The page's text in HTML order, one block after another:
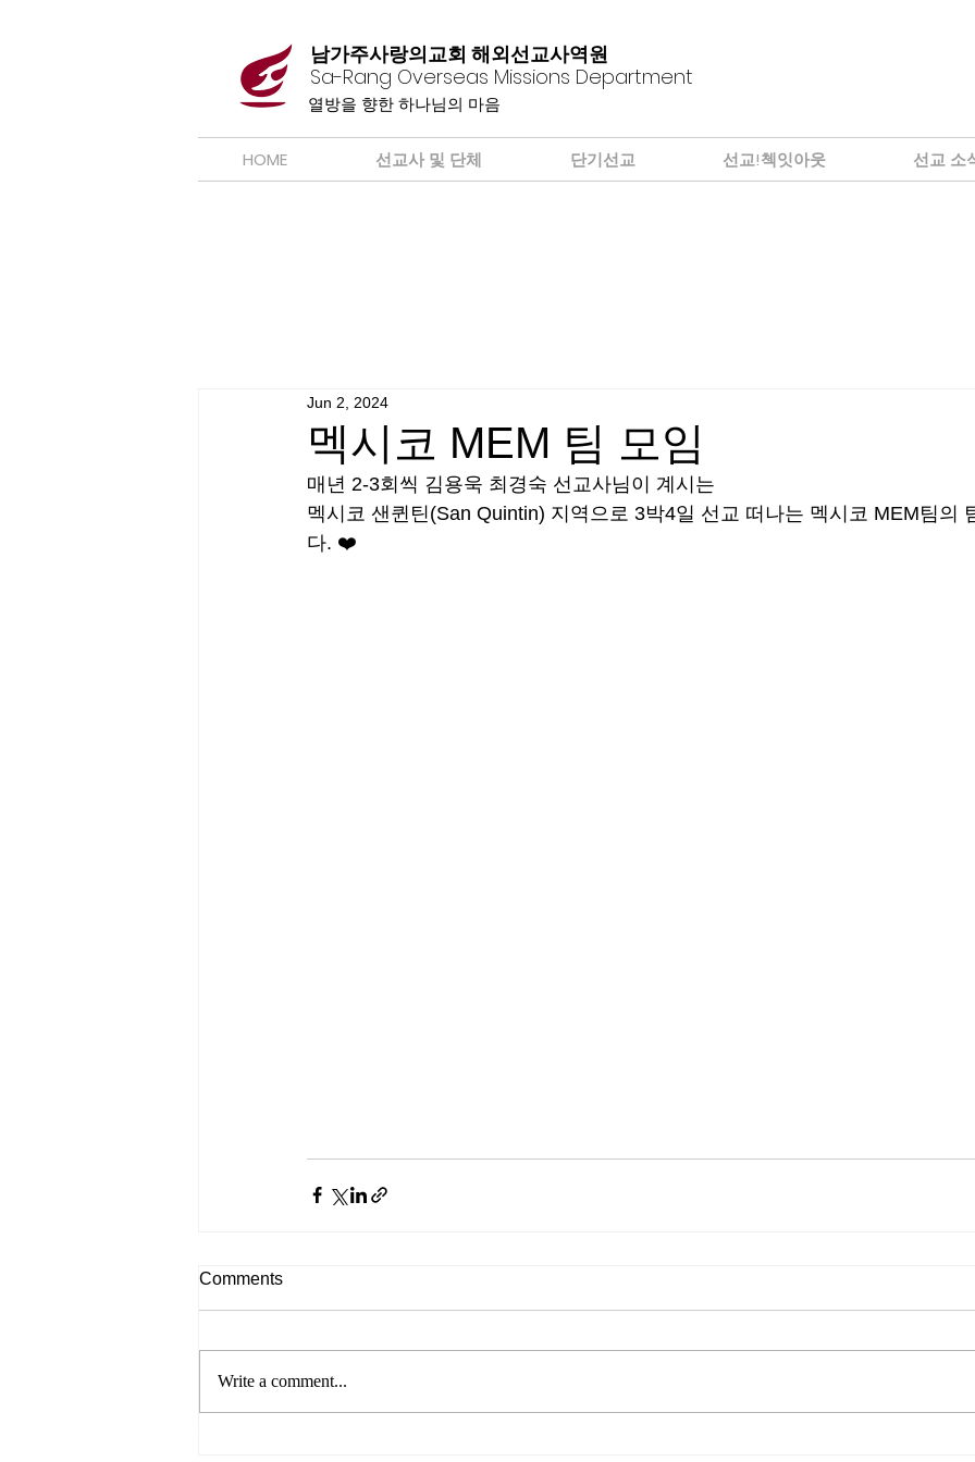
남가주사랑의교회 해외선교사역원
Sa-Rang Overseas Missions Department
​열방을 향한 하나님의 마음
HOME 선교사 및 단체 단기선교 선교!첵잇아웃 선교 소
멕시코 MEM 팀 모임
Jun 2, 2024
매년 2-3회씩 김용욱 최경숙 선교사님이 계시는
멕시코 샌퀸틴(San Quintin) 지역으로 3박4일 선교 떠나는 멕시코 MEM팀의
다. ❤️
Comments
Write a comment...